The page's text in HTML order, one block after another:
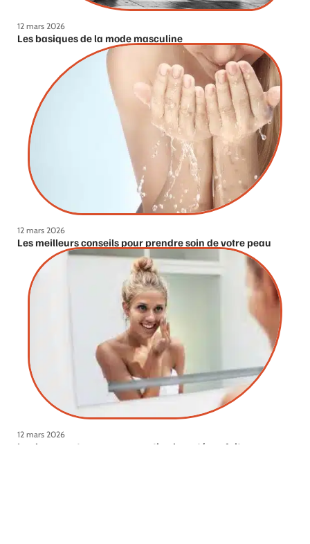
12 mars 2026
Les basiques de la mode masculine
12 mars 2026
Les meilleurs conseils pour prendre soin de votre peau
12 mars 2026
Les bons gestes pour une routine beauté parfaite